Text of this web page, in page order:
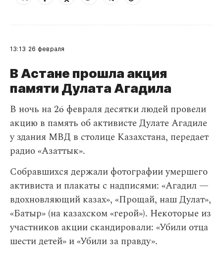
13:13 26 февраля
В Астане прошла акция
памяти Дулата Агадила
​В ночь на 26 февраля десятки людей провели
акцию в память об активисте Дулате Агадиле
у здания МВД в столице Казахстана, передает
радио «Азаттык».
Собравшихся держали фотографии умершего
активиста и плакаты с надписями: «Агадил —
вдохновляющий казах», «Прощай, наш Дулат»,
«Батыр» (на казахском «герой»). Некоторые из
участников акции скандировали: «Убили отца
шести детей» и «Убили за правду».